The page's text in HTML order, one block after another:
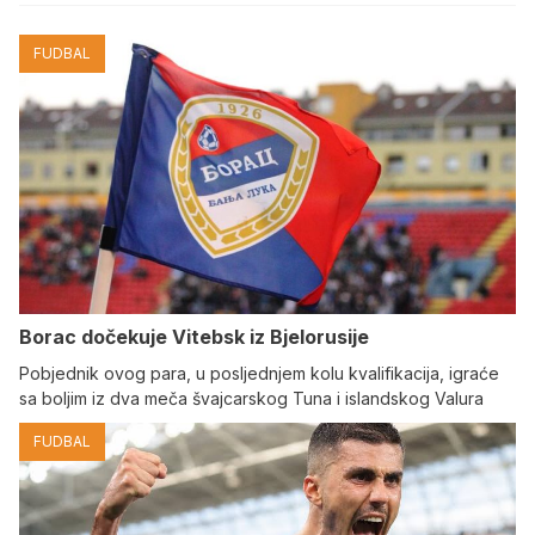
FUDBAL
Borac dočekuje Vitebsk iz Bjelorusije
Pobjednik ovog para, u posljednjem kolu kvalifikacija, igraće
sa boljim iz dva meča švajcarskog Tuna i islandskog Valura
FUDBAL